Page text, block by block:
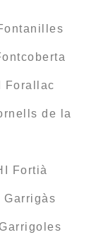
Forallac
de la
Fortià
Garrigàs